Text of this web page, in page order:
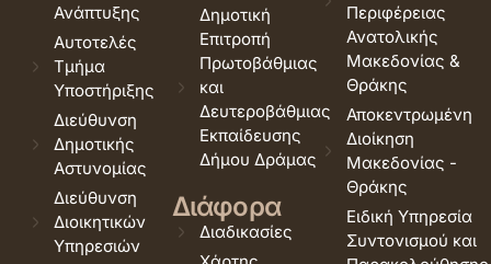
Ανάπτυξης
Αυτοτελές
Τμήμα
Υποστήριξης
Διεύθυνση
Δημοτικής
Αστυνομίας
Διεύθυνση
Διοικητικών
Υπηρεσιών
Δημοτική
Επιτροπή
Πρωτοβάθμιας
και
Δευτεροβάθμιας
Εκπαίδευσης
Δήμου Δράμας
Διάφορα
Διαδικασίες
Περιφέρειας
Ανατολικής
Μακεδονίας &
Θράκης
Αποκεντρωμένη
Διοίκηση
Μακεδονίας -
Θράκης
Ειδική Υπηρεσία
Συντονισμού και